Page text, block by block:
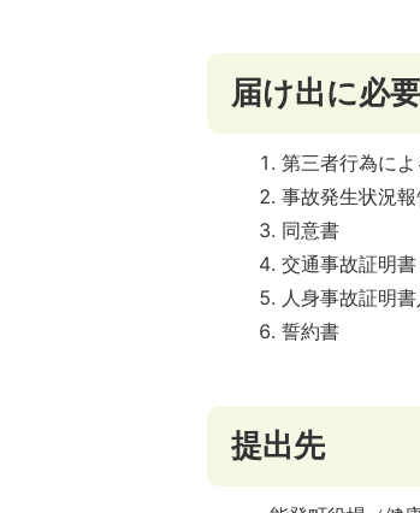
届け出に必
第三者行為によ
事故発生状況
同意書
交通事故証明書
人身事故証明
誓約書
提出先